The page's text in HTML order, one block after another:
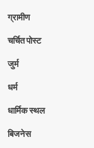
ग्रामीण
चर्चित पोस्ट
जुर्म
धर्म
धार्मिक स्थल
बिजनेस